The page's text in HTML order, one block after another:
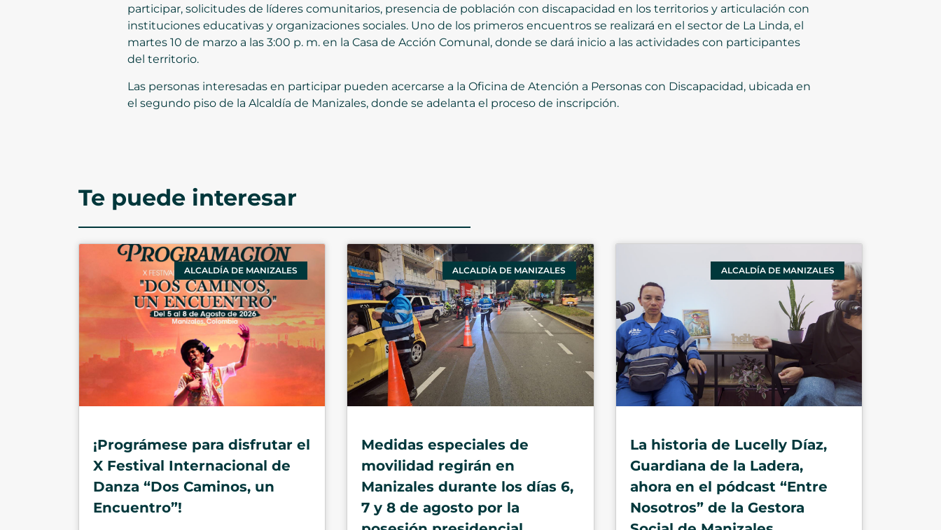
participar, solicitudes de líderes comunitarios, presencia de población con discapacidad en los territorios y articulación con
instituciones educativas y organizaciones sociales. Uno de los primeros encuentros se realizará en el sector de La Linda, el
martes 10 de marzo a las 3:00 p. m. en la Casa de Acción Comunal, donde se dará inicio a las actividades con participantes
del territorio.
Las personas interesadas en participar pueden acercarse a la Oficina de Atención a Personas con Discapacidad, ubicada en
el segundo piso de la Alcaldía de Manizales, donde se adelanta el proceso de inscripción.
Te puede interesar
ALCALDÍA DE MANIZALES
¡Prográmese para disfrutar el
X Festival Internacional de
Danza “Dos Caminos, un
Encuentro”!
ALCALDÍA DE MANIZALES
Medidas especiales de
movilidad regirán en
Manizales durante los días 6,
7 y 8 de agosto por la
ALCALDÍA DE MANIZALES
La historia de Lucelly Díaz,
Guardiana de la Ladera,
ahora en el pódcast “Entre
Nosotros” de la Gestora